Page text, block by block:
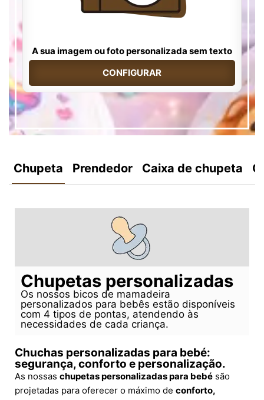
A sua imagem ou foto personalizada sem texto
CONFIGURAR
Chupeta Prendedor Caixa de chupeta
Chupetas personalizadas
Os nossos bicos de mamadeira
personalizados para bebês estão disponíveis
com 4 tipos de pontas, atendendo às
necessidades de cada criança.
Chuchas personalizadas para bebé:
segurança, conforto e personalização.
As nossas chupetas personalizadas para bebé são
projetadas para oferecer o máximo de conforto,